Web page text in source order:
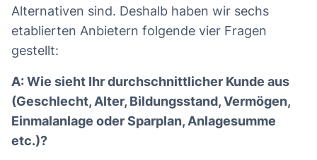
Alternativen sind. Deshalb haben wir sechs
etablierten Anbietern folgende vier Fragen
gestellt:
A:Wie sieht Ihr durchschnittlicher Kunde aus
(Geschlecht, Alter, Bildungsstand, Vermögen,
Einmalanlage oder Sparplan, Anlagesumme
etc.)?